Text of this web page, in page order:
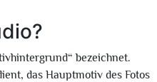
bezeichnet.
das Hauptmotiv des Fotos